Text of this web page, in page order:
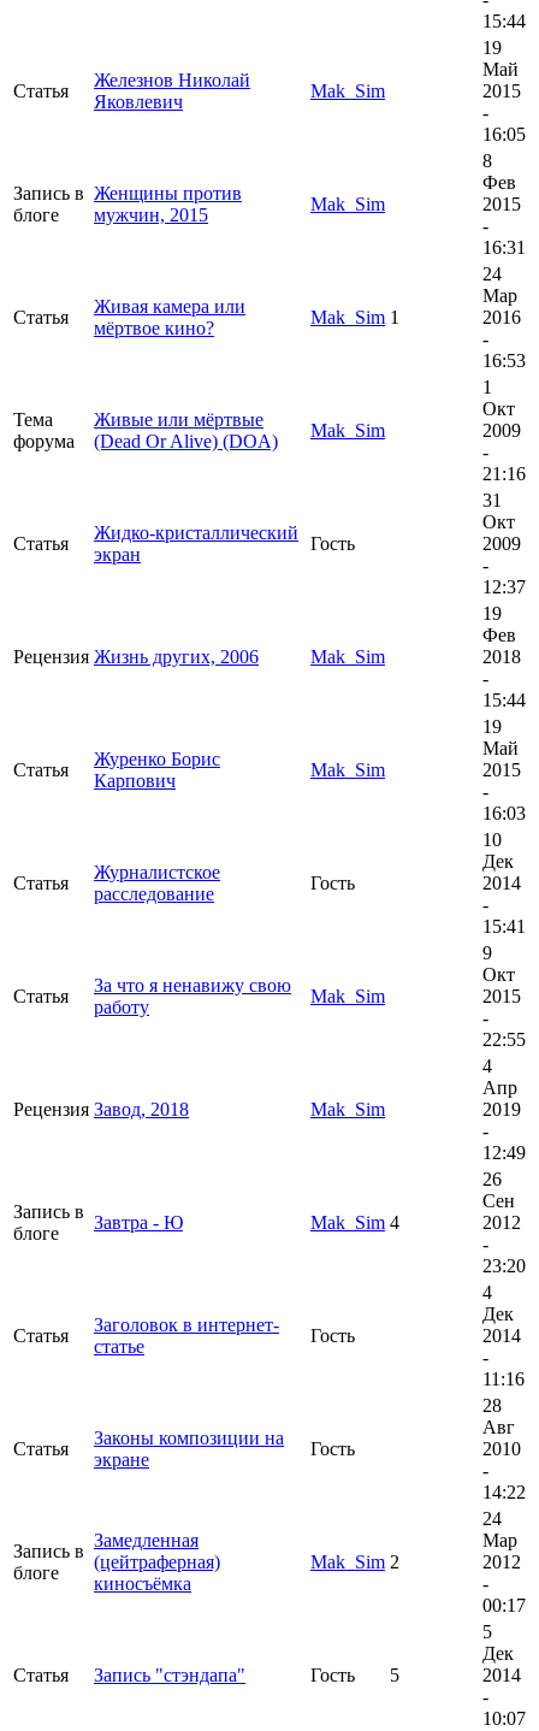
15:44
Статья
Железнов Николай
Яковлевич
Mak_Sim
19
Май
2015
-
16:05
Запись в
блоге
Женщины против
мужчин, 2015
Mak_Sim
8
Фев
2015
-
16:31
Статья
Живая камера или
мёртвое кино?
Mak_Sim 1
24
Мар
2016
-
16:53
Тема
форума
Живые или мёртвые
(Dead Or Alive) (DOA)
Mak_Sim
1
Окт
2009
-
21:16
Статья
Жидко-кристаллический
экран
Гость
31
Окт
2009
-
12:37
Рецензия Жизнь других, 2006 Mak_Sim
19
Фев
2018
-
15:44
Статья
Журенко Борис
Карпович
Mak_Sim
19
Май
2015
-
16:03
Статья
Журналистское
расследование
Гость
10
Дек
2014
-
15:41
Статья
За что я ненавижу свою
работу
Mak_Sim
9
Окт
2015
-
22:55
Рецензия Завод, 2018 Mak_Sim
4
Апр
2019
-
12:49
Запись в
блоге
Завтра - Ю Mak_Sim 4
26
Сен
2012
-
23:20
Статья
Заголовок в интернет-
статье
Гость
4
Дек
2014
-
11:16
Статья
Законы композиции на
экране
Гость
28
Авг
2010
-
14:22
Запись в
блоге
Замедленная
(цейтраферная)
киносъёмка
Mak_Sim 2
24
Мар
2012
-
00:17
Статья Запись "стэндапа" Гость 5
5
Дек
2014
-
10:07